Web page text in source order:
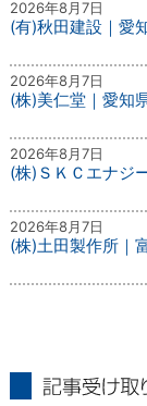
2026年8月7日
(有)秋田建設｜愛
2026年8月7日
(株)美仁堂｜愛知
2026年8月7日
(株)ＳＫＣエナジ
2026年8月7日
(株)土田製作所｜